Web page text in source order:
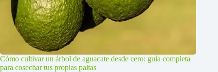
Cómo cultivar un árbol de aguacate desde cero: guía completa
para cosechar tus propias paltas